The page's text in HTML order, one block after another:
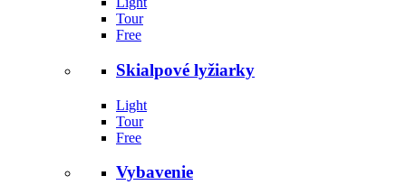
Tour
Free
Skialpové lyžiarky
Light
Tour
Free
Vybavenie